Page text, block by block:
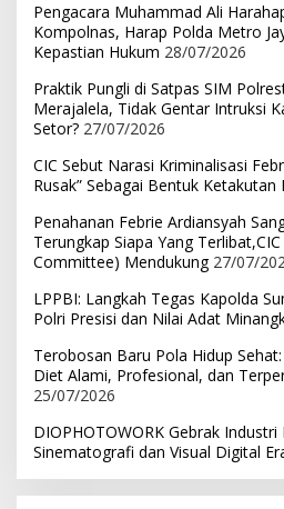
Pengacara Muhammad Ali
Kompolnas, Harap Polda Metro
Kepastian Hukum 28/07/2026
Praktik Pungli di Satpas SIM
Merajalela, Tidak Gentar Intruksi
Setor? 27/07/2026
CIC Sebut Narasi Kriminalisasi
Rusak” Sebagai Bentuk Ketakutan
Penahanan Febrie Ardiansyah
Terungkap Siapa Yang
Committee) Mendukung 27/07/
LPPBI: Langkah Tegas Kapolda
Polri Presisi dan Nilai Adat
Terobosan Baru Pola Hidup
Diet Alami, Profesional, dan
25/07/2026
DIOPHOTOWORK Gebrak
Sinematografi dan Visual Digital